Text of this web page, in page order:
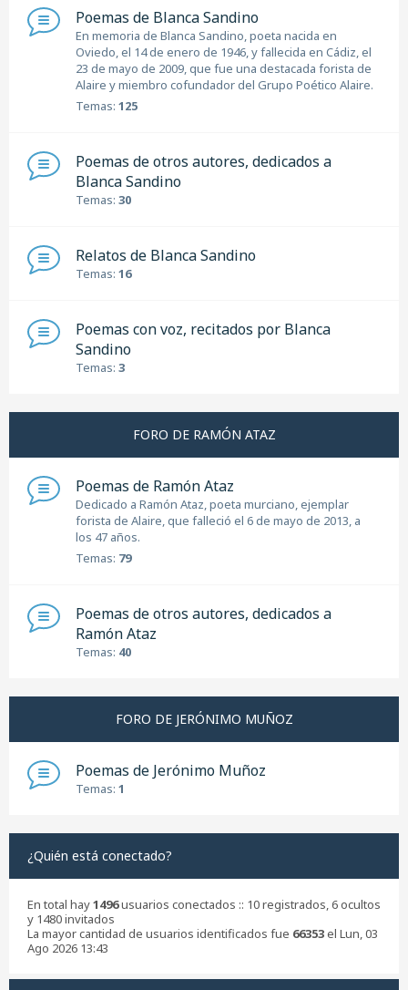
Poemas de Blanca Sandino
En memoria de Blanca Sandino, poeta nacida en
Oviedo, el 14 de enero de 1946, y fallecida en Cádiz, el
23 de mayo de 2009, que fue una destacada forista de
Alaire y miembro cofundador del Grupo Poético Alaire.
Temas: 125
Poemas de otros autores, dedicados a
Blanca Sandino
Temas: 30
Relatos de Blanca Sandino
Temas: 16
Poemas con voz, recitados por Blanca
Sandino
Temas: 3
FORO DE RAMÓN ATAZ
Poemas de Ramón Ataz
Dedicado a Ramón Ataz, poeta murciano, ejemplar
forista de Alaire, que falleció el 6 de mayo de 2013, a
los 47 años.
Temas: 79
Poemas de otros autores, dedicados a
Ramón Ataz
Temas: 40
FORO DE JERÓNIMO MUÑOZ
Poemas de Jerónimo Muñoz
Temas: 1
¿Quién está conectado?
En total hay1496usuarios conectados :: 10 registrados, 6 ocultos
y 1480 invitados
La mayor cantidad de usuarios identificados fue 66353el Lun, 03
Ago 2026 13:43